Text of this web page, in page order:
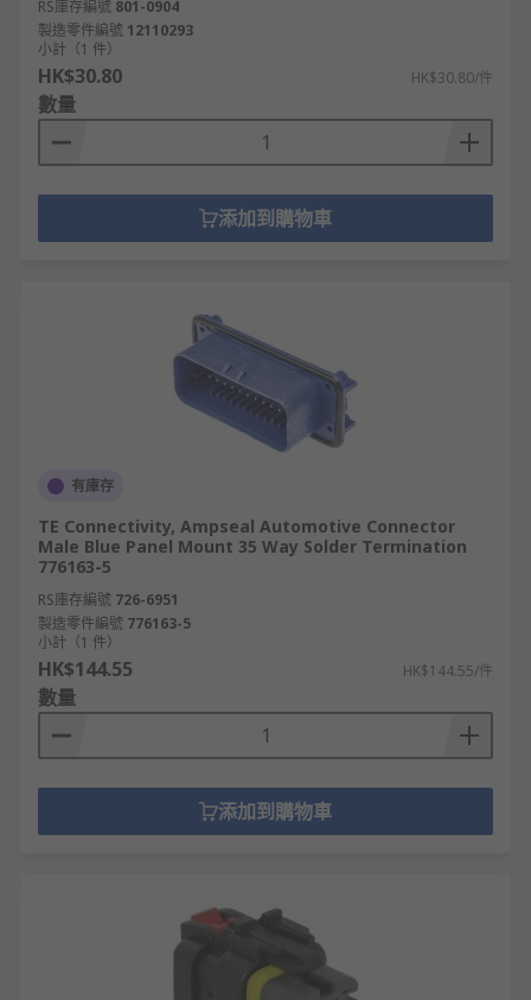
RS庫存編號 801-0904
製造零件編號 12110293
小計（1 件）
HK$30.80 HK$30.80/件
數量
添加到購物車
有庫存
TE Connectivity, Ampseal Automotive Connector
Male Blue Panel Mount 35 Way Solder Termination
776163-5
RS庫存編號 726-6951
製造零件編號 776163-5
小計（1 件）
HK$144.55 HK$144.55/件
數量
添加到購物車